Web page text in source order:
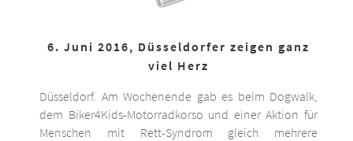
6. Juni 2016, Düsseldorfer zeigen ganz
viel Herz
Düsseldorf. Am Wochenende gab es beim Dogwalk,
dem Biker4Kids-Motorradkorso und einer Aktion für
Menschen mit Rett-Syndrom gleich mehrere